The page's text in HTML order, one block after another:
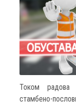
Током радова
стамбено-